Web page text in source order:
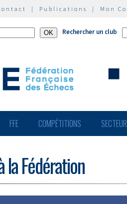
| Publications | Mon
Rechercher un club
FFE COMPÉTITIONS
la Fédération